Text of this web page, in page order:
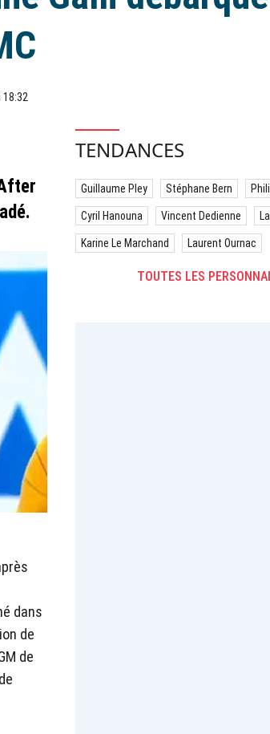
18:32
dans
de
de
TENDANCES
Guillaume Pley Stéphane Bern
Cyril Hanouna Vincent Dedienne
Karine Le Marchand Laurent Ournac
TOUTES LES